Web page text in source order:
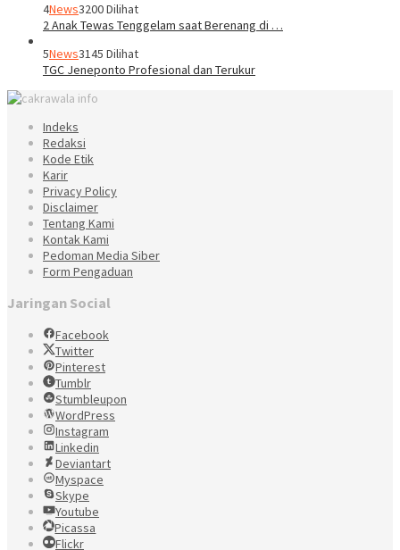
4News3200 Dilihat
2 Anak Tewas Tenggelam saat Berenang di …
5News3145 Dilihat
TGC Jeneponto Profesional dan Terukur
Indeks
Redaksi
Kode Etik
Karir
Privacy Policy
Disclaimer
Tentang Kami
Kontak Kami
Pedoman Media Siber
Form Pengaduan
Jaringan Social
Facebook
Twitter
Pinterest
Tumblr
Stumbleupon
WordPress
Instagram
Linkedin
Deviantart
Myspace
Skype
Youtube
Picassa
Flickr